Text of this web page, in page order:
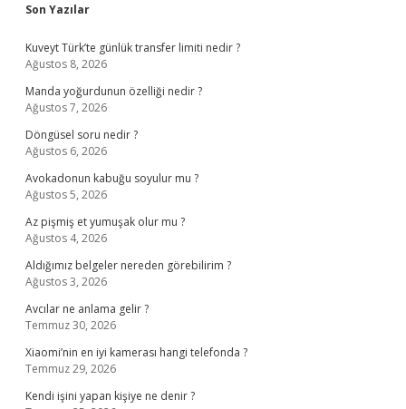
Sidebar
Son Yazılar
Kuveyt Türk’te günlük transfer limiti nedir ?
Ağustos 8, 2026
Manda yoğurdunun özelliği nedir ?
Ağustos 7, 2026
Döngüsel soru nedir ?
Ağustos 6, 2026
Avokadonun kabuğu soyulur mu ?
Ağustos 5, 2026
Az pişmiş et yumuşak olur mu ?
Ağustos 4, 2026
Aldığımız belgeler nereden görebilirim ?
Ağustos 3, 2026
Avcılar ne anlama gelir ?
Temmuz 30, 2026
Xiaomi’nin en iyi kamerası hangi telefonda ?
Temmuz 29, 2026
Kendi işini yapan kişiye ne denir ?